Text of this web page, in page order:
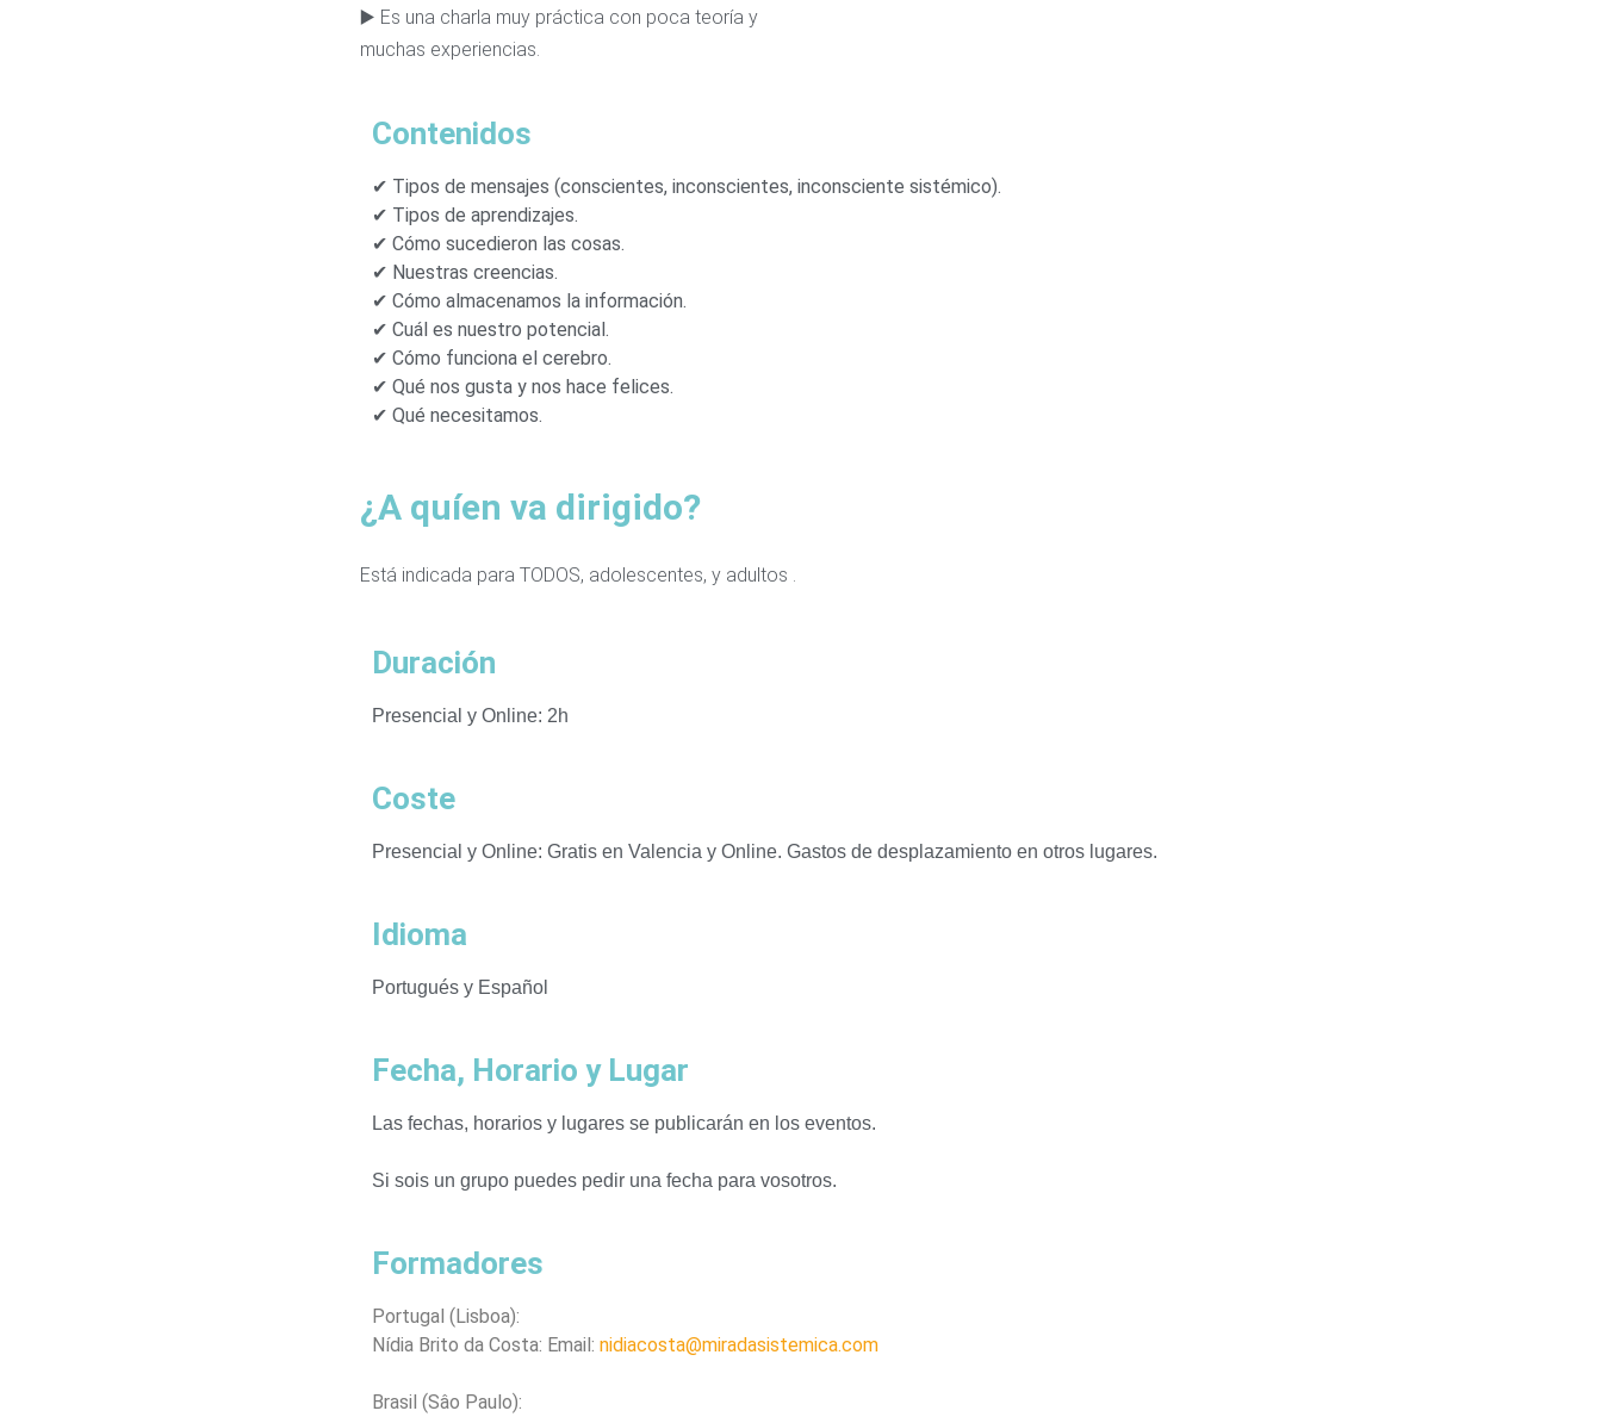
▶️ Es una charla muy práctica con poca teoría y
muchas experiencias.
Contenidos
✔ Tipos de mensajes (conscientes, inconscientes, inconsciente sistémico).
✔ Tipos de aprendizajes.
✔ Cómo sucedieron las cosas.
✔ Nuestras creencias.
✔ Cómo almacenamos la información.
✔ Cuál es nuestro potencial.
✔ Cómo funciona el cerebro.
✔ Qué nos gusta y nos hace felices.
✔ Qué necesitamos.
¿A quíen va dirigido?
Está indicada para TODOS, adolescentes, y adultos .
Duración
Presencial y Online: 2h
Coste
Presencial y Online: Gratis en Valencia y Online. Gastos de desplazamiento en otros lugares.
Idioma
Portugués y Español
Fecha, Horario y Lugar
Las fechas, horarios y lugares se publicarán en los eventos.
Si sois un grupo puedes pedir una fecha para vosotros.
Formadores
Portugal (Lisboa):
Nídia Brito da Costa: Email: nidiacosta@miradasistemica.com
Brasil (Sâo Paulo):